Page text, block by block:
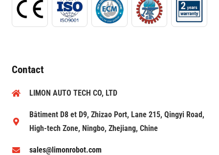
Contact
LIMON AUTO TECH CO, LTD
Bâtiment D8 et D9, Zhizao Port, Lane 215, Qingyi Road,
High-tech Zone, Ningbo, Zhejiang, Chine
sales@limonrobot.com